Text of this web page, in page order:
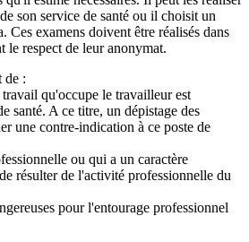
son service de santé ou il choisit un
Ces examens doivent être réalisés dans
le respect de leur anonymat.
de :
qu'occupe le travailleur est
santé. A ce titre, un dépistage des
une contre-indication à ce poste de
ou qui a un caractère
résulter de l'activité professionnelle du
pour l'entourage professionnel